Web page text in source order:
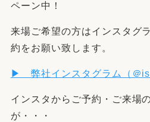
ペーン中！
来場ご希望の方はインスタグ
約をお願い致します。
▶ 弊社インスタグラム（＠
インスタからご予約・ご来場
が・・・